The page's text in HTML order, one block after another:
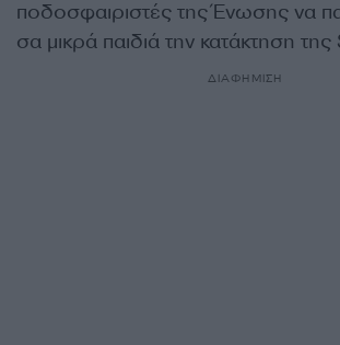
ποδοσφαιριστές της Ένωσης να
σα μικρά παιδιά την κατάκτηση
ΔΙΑΦΗΜΙΣΗ